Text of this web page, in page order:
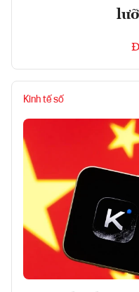
Kinh tế số